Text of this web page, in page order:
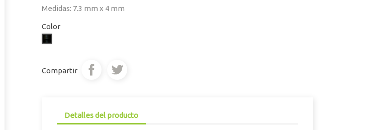
Medidas: 7.3 mm x 4 mm
Color
Pavonado
Compartir
Detalles del producto